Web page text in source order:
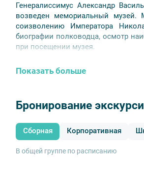
Генералиссимус Александр
возведен мемориальный музей.
соизволению Императора
биографии полководца, осмотр
при посещении музея.
Показать больше
Бронирование
Сборная Корпоративная
В общей группе по расписанию